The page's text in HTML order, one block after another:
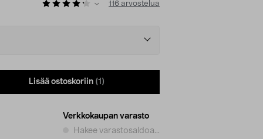
116 arvostelua
Lisää ostoskoriin (1)
Verkkokaupan varasto
Hakee varastosaldoa...